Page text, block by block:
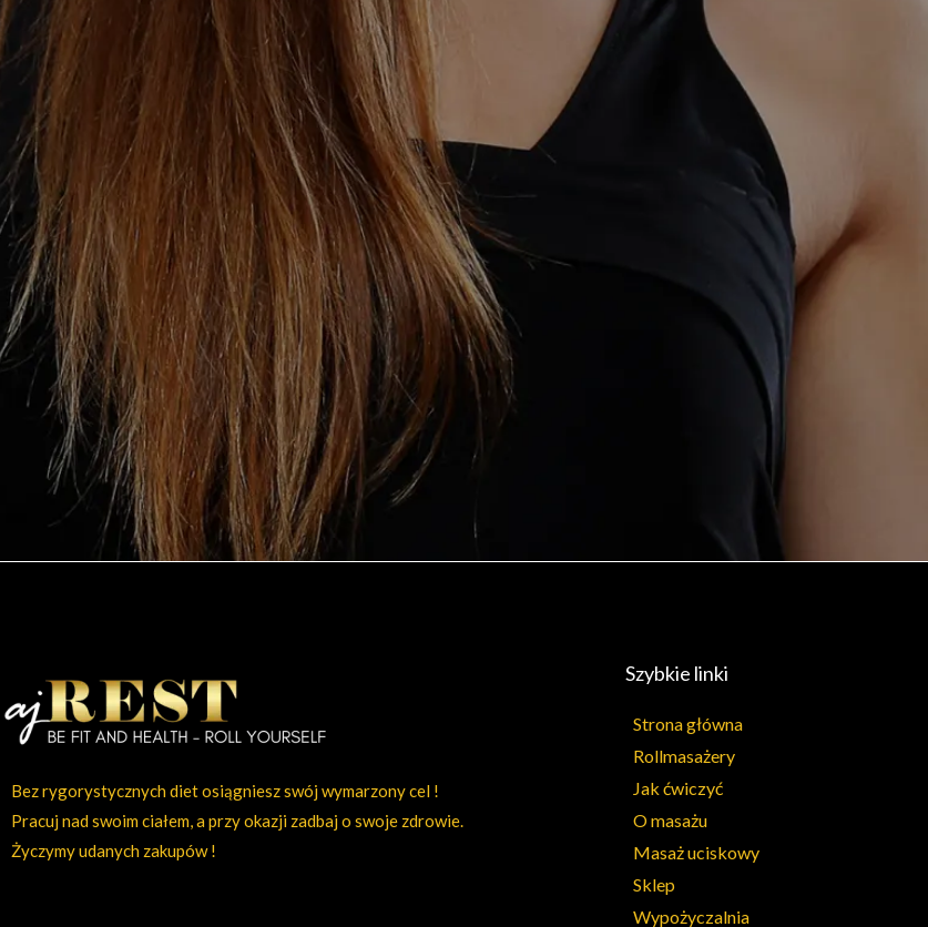
Bez rygorystycznych diet osiągniesz swój wymarzony cel !
Pracuj nad swoim ciałem, a przy okazji zadbaj o swoje zdrowie.
Życzymy udanych zakupów !
Szybkie linki
Strona główna
Rollmasażery
Jak ćwiczyć
O masażu
Masaż uciskowy
Sklep
Wypożyczalnia